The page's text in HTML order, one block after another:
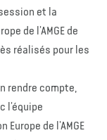
et la
de l’AMGE de
réalisés pour les
rendre compte,
l’équipe
de l’AMGE